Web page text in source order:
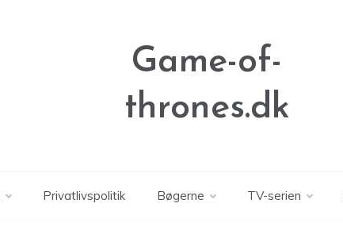
Game-of-
thrones.dk
Privatlivspolitik Bøgerne TV-serien